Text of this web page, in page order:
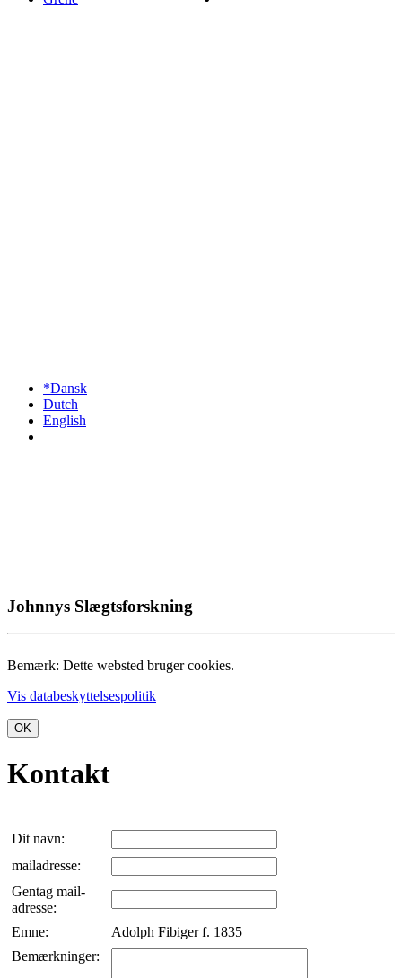
*Dansk
Dutch
English
Johnnys Slægtsforskning
Bemærk: Dette websted bruger cookies.
Vis databeskyttelsespolitik
OK
Kontakt
Dit navn:
mailadresse:
Gentag mail-
adresse:
Emne:
Adolph Fibiger f. 1835
Bemærkninger: